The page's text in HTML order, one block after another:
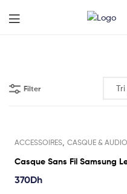
Filter
ACCESSOIRES CASQUE & AUDIO
Casque Sans Fil Samsung
370Dh